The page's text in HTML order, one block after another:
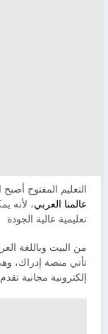
التعليم المفتوح أصبح
عالمنا العربي، لأنه
تعليمية عالية الجودة
من البيت وباللغة
تأتي منصة إدراك،
إلكترونية مجانية تقدم